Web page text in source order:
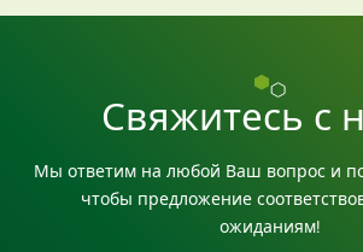
Свяжитесь с
Мы ответим на любой Ваш вопрос и
чтобы предложение
ожиданиям!